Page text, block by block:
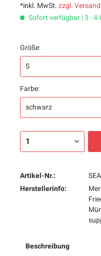
*inkl. MwSt.zzgl.
Sofort verfügbar | 3 - 4
Größe:
Farbe:
Artikel-Nr.:
Herstellerinfo:
Beschreibung